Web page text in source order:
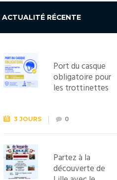
ACTUALITÉ RÉCENTE
Port du casque
obligatoire pour
les trottinettes
septembre
2026
3 JOURS 0
Partez à la
découverte de